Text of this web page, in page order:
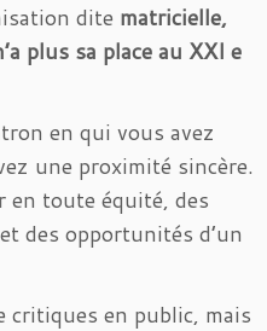
dite matricielle,
plus sa place au XXI e
en qui vous avez
une proximité sincère.
toute équité, des
des opportunités d’un
critiques en public, mais